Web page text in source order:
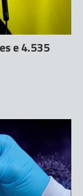
e 4.535